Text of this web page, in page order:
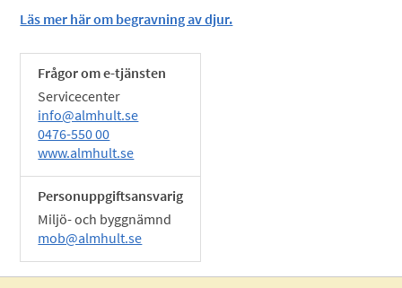
Läs mer här om begravning av djur.
Frågor om e-tjänsten
Servicecenter
info@almhult.se
0476-550 00
www.almhult.se
Personuppgiftsansvarig
Miljö- och byggnämnd
mob@almhult.se